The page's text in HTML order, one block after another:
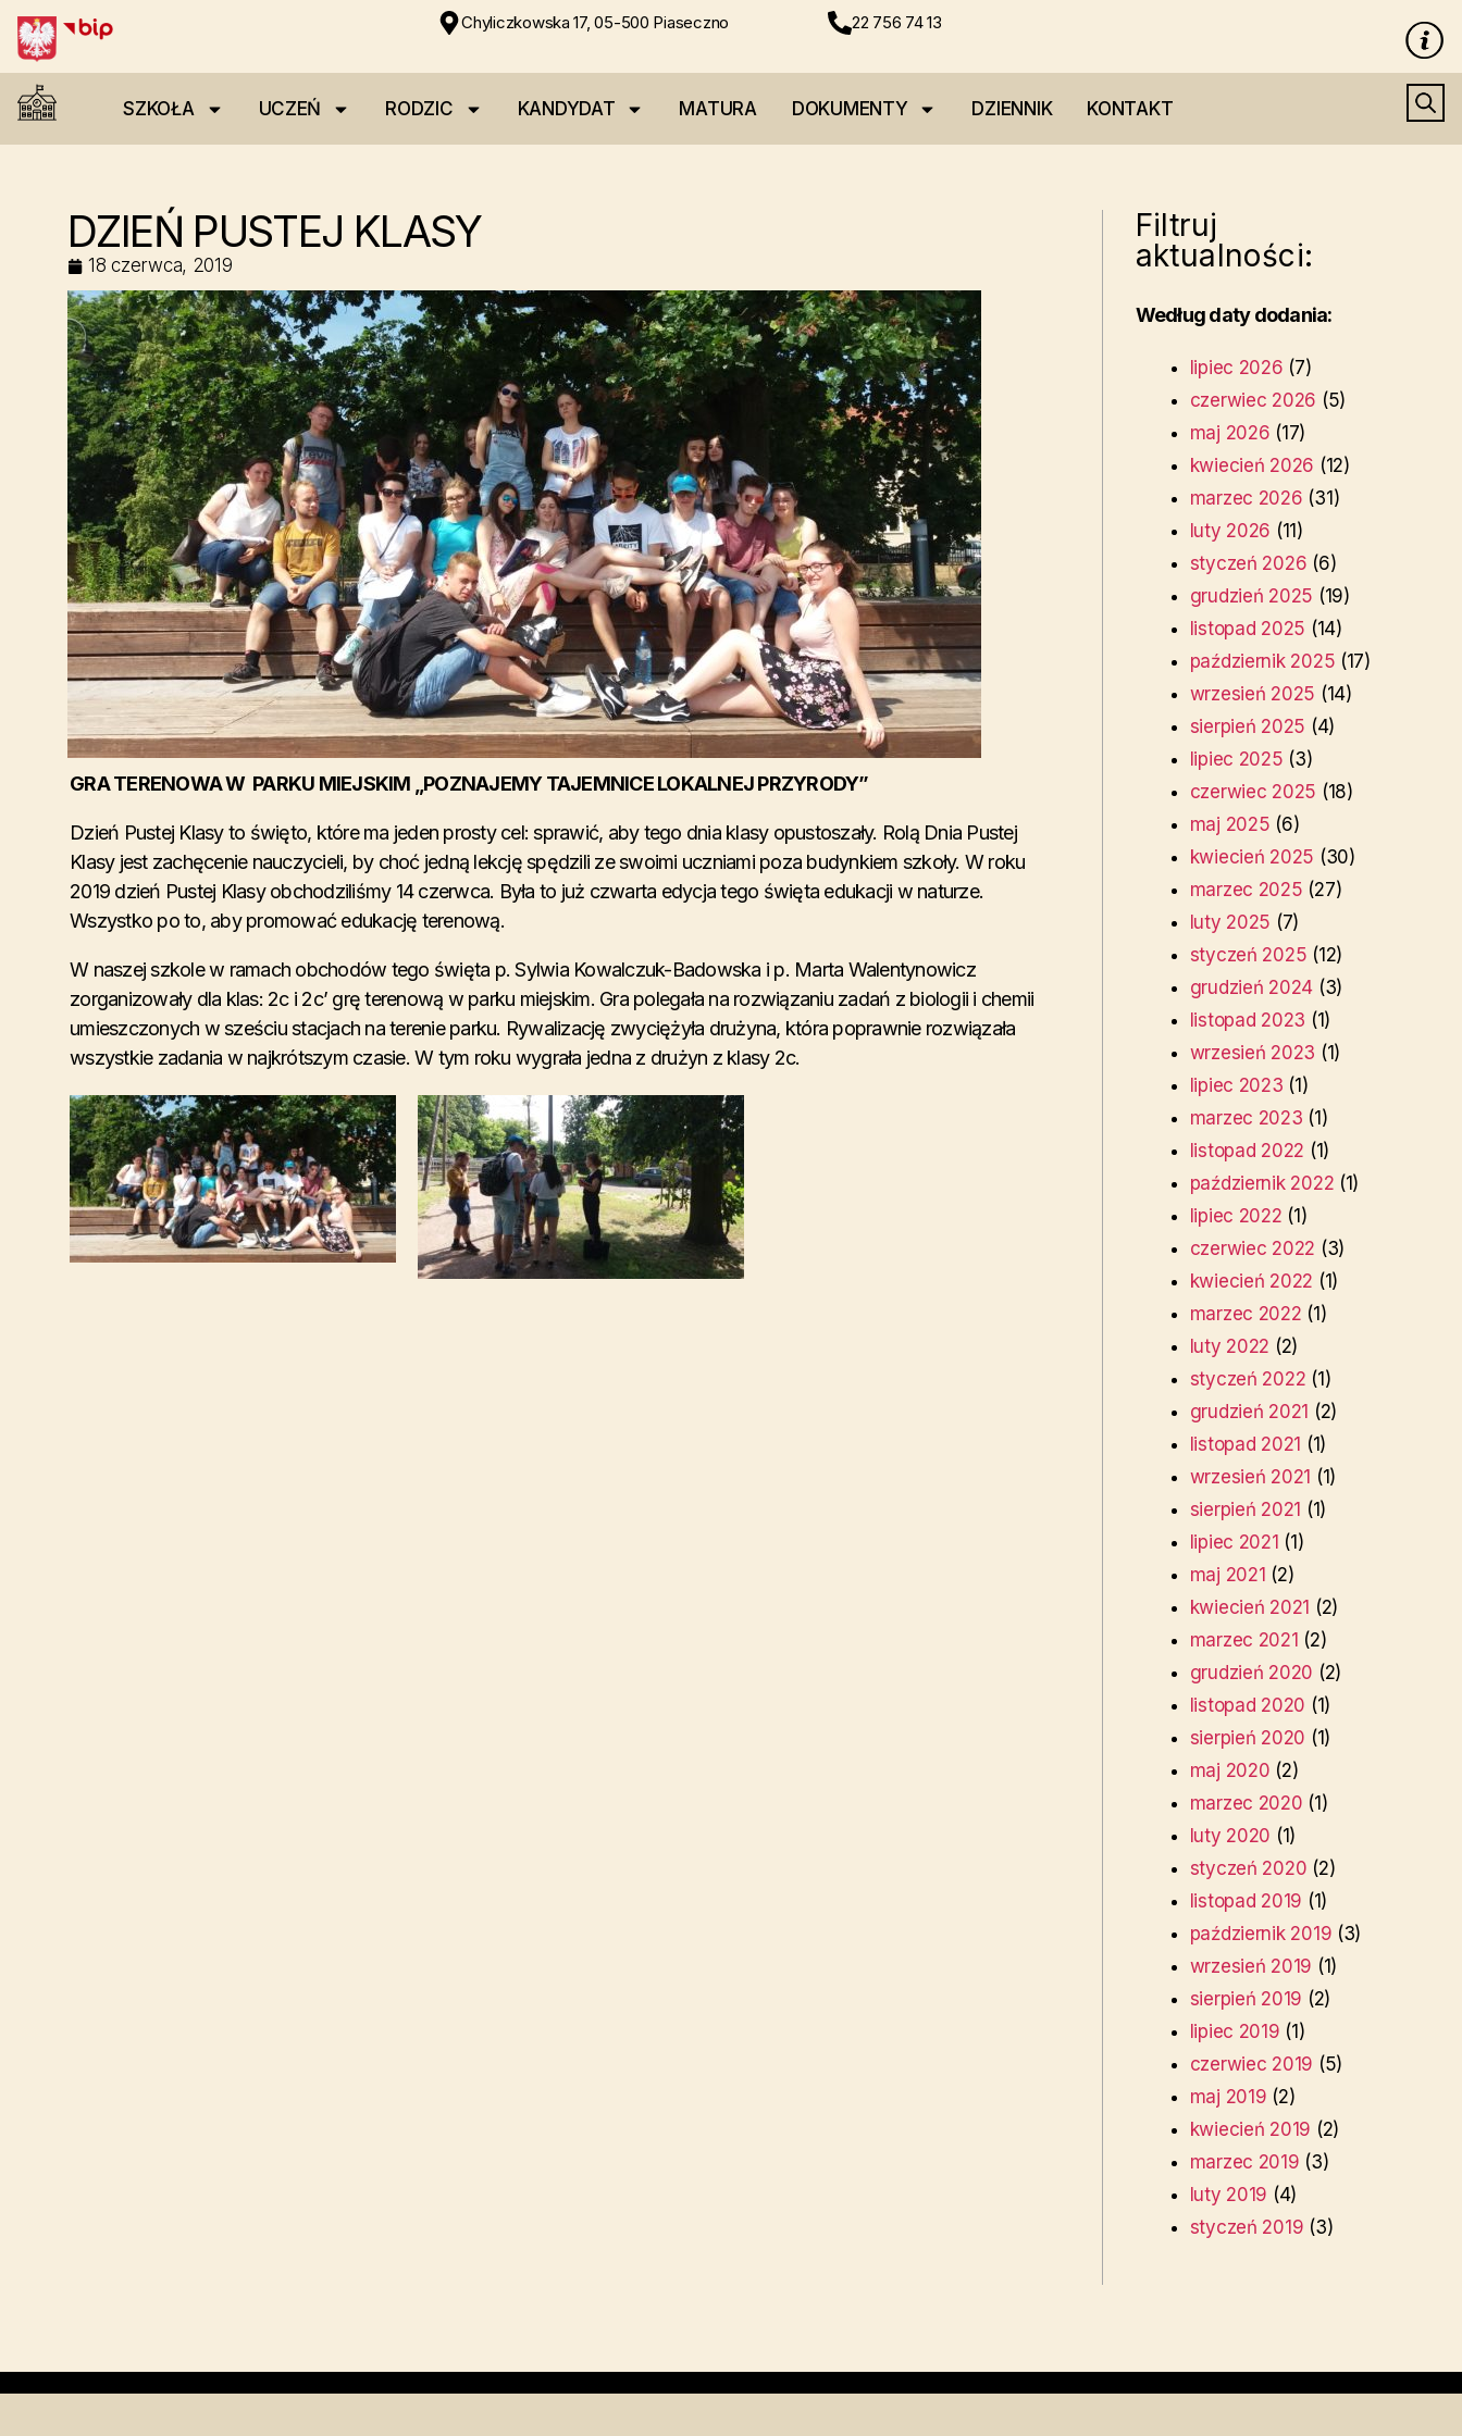
Chyliczkowska 17, 05-500 Piaseczno 22 756 74 13
SZKOŁA UCZEŃ RODZIC KANDYDAT MATURA DOKUMENTY DZIENNIK KONTAKT
DZIEŃ PUSTEJ KLASY
18 czerwca, 2019
GRA TERENOWA W PARKU MIEJSKIM „POZNAJEMY TAJEMNICE LOKALNEJ PRZYRODY”
Dzień Pustej Klasy to święto, które ma jeden prosty cel: sprawić, aby tego dnia klasy opustoszały. Rolą Dnia Pustej
Klasy jest zachęcenie nauczycieli, by choć jedną lekcję spędzili ze swoimi uczniami poza budynkiem szkoły. W roku
2019 dzień Pustej Klasy obchodziliśmy 14 czerwca. Była to już czwarta edycja tego święta edukacji w naturze.
Wszystko po to, aby promować edukację terenową.
W naszej szkole w ramach obchodów tego święta p. Sylwia Kowalczuk-Badowska i p. Marta Walentynowicz
zorganizowały dla klas: 2c i 2c’ grę terenową w parku miejskim. Gra polegała na rozwiązaniu zadań z biologii i chemii
umieszczonych w sześciu stacjach na terenie parku. Rywalizację zwyciężyła drużyna, która poprawnie rozwiązała
wszystkie zadania w najkrótszym czasie. W tym roku wygrała jedna z drużyn z klasy 2c.
Filtruj
aktualności:
Według daty dodania:
lipiec 2026 (7)
czerwiec 2026 (5)
maj 2026 (17)
kwiecień 2026 (12)
marzec 2026 (31)
luty 2026 (11)
styczeń 2026 (6)
grudzień 2025 (19)
listopad 2025 (14)
październik 2025 (17)
wrzesień 2025 (14)
sierpień 2025 (4)
lipiec 2025 (3)
czerwiec 2025 (18)
maj 2025 (6)
kwiecień 2025 (30)
marzec 2025 (27)
luty 2025 (7)
styczeń 2025 (12)
grudzień 2024 (3)
listopad 2023 (1)
wrzesień 2023 (1)
lipiec 2023 (1)
marzec 2023 (1)
listopad 2022 (1)
październik 2022 (1)
lipiec 2022 (1)
czerwiec 2022 (3)
kwiecień 2022 (1)
marzec 2022 (1)
luty 2022 (2)
styczeń 2022 (1)
grudzień 2021 (2)
listopad 2021 (1)
wrzesień 2021 (1)
sierpień 2021 (1)
lipiec 2021 (1)
maj 2021 (2)
kwiecień 2021 (2)
marzec 2021 (2)
grudzień 2020 (2)
listopad 2020 (1)
sierpień 2020 (1)
maj 2020 (2)
marzec 2020 (1)
luty 2020 (1)
styczeń 2020 (2)
listopad 2019 (1)
październik 2019 (3)
wrzesień 2019 (1)
sierpień 2019 (2)
lipiec 2019 (1)
czerwiec 2019 (5)
maj 2019 (2)
kwiecień 2019 (2)
marzec 2019 (3)
luty 2019 (4)
styczeń 2019 (3)